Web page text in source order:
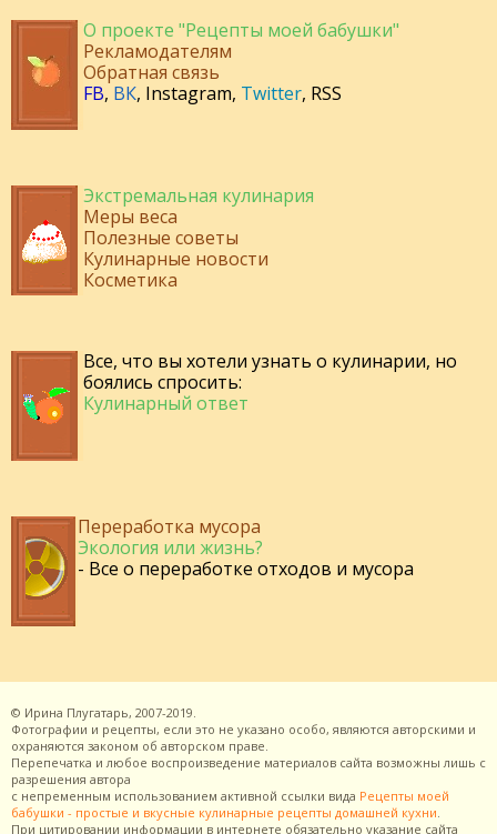
О проекте "Рецепты моей бабушки"
Рекламодателям
Обратная связь
FB, ВК, Instagram, Twitter, RSS
Экстремальная кулинария
Меры веса
Полезные советы
Кулинарные новости
Косметика
Все, что вы хотели узнать о кулинарии, но
боялись спросить:
Кулинарный ответ
Переработка мусора
Экология или жизнь?
- Все о переработке отходов и мусора
© Ирина Плугатарь, 2007-2019.
Фотографии и рецепты, если это не указано особо, являются авторскими и
охраняются законом об авторском праве.
Перепечатка и любое воспроизведение материалов сайта возможны лишь с
разрешения автора
с непременным использованием активной ссылки вида Рецепты моей
бабушки - простые и вкусные кулинарные рецепты домашней кухни
При цитировании информации в интернете обязательно указание сайта